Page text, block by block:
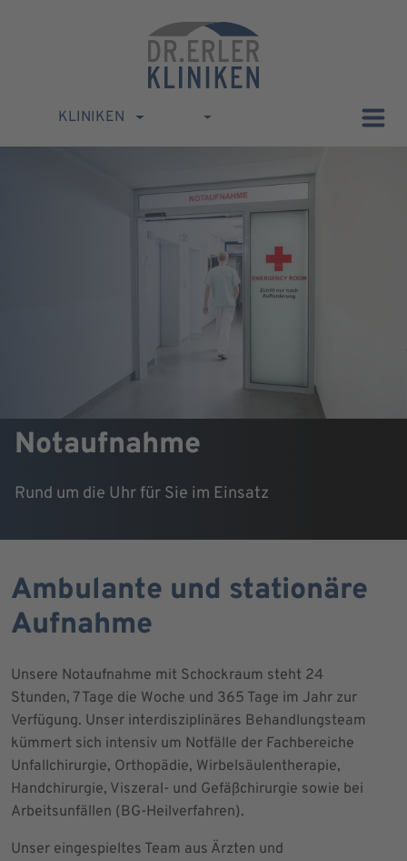
KLINIKEN
Notaufnahme
Rund um die Uhr für Sie im Einsatz
Ambulante und stationäre
Aufnahme
Unsere Notaufnahme mit Schockraum steht 24
Stunden, 7 Tage die Woche und 365 Tage im Jahr zur
Verfügung. Unser interdisziplinäres Behandlungsteam
kümmert sich intensiv um Notfälle der Fachbereiche
Unfallchirurgie, Orthopädie, Wirbelsäulentherapie,
Handchirurgie, Viszeral- und Gefäßchirurgie sowie bei
Arbeitsunfällen (BG-Heilverfahren).
Unser eingespieltes Team aus Ärzten und